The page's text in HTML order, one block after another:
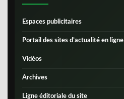
Espaces publicitaires
Portail des sites d’actualité en ligne
Vidéos
Archives
Ligne éditoriale du site